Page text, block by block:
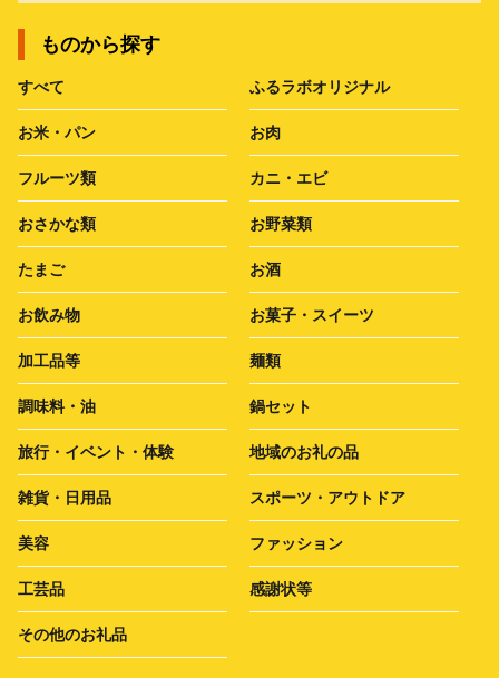
ものから探す
すべて ふるラボオリジナル
お米・パン お肉
フルーツ類 カニ・エビ
おさかな類 お野菜類
たまご お酒
お飲み物 お菓子・スイーツ
加工品等 麺類
調味料・油 鍋セット
旅行・イベント・体験 地域のお礼の品
雑貨・日用品 スポーツ・アウトドア
美容 ファッション
工芸品 感謝状等
その他のお礼品